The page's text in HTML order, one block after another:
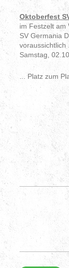
Oktoberfest
im Festzelt am
SV Germania
voraussichtlich
Samstag,
... Platz zum